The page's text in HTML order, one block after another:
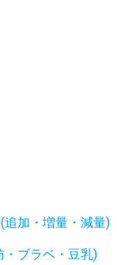
加・増量・減量)
・ブラベ・豆乳)